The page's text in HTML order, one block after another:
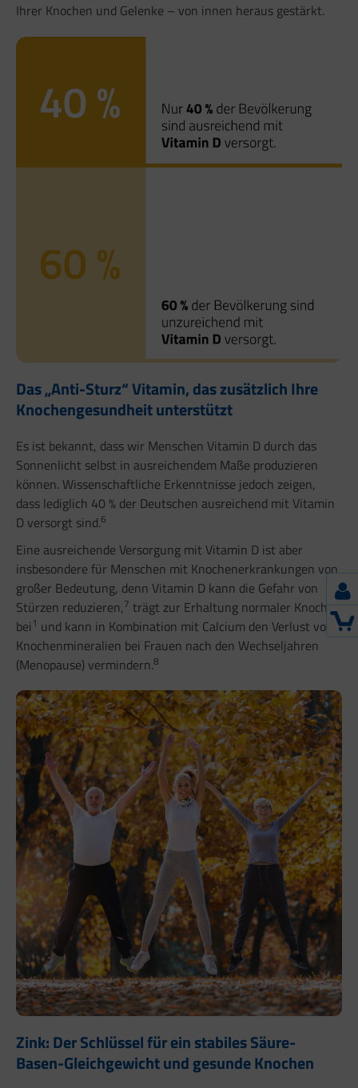
Ihrer Knochen und Gelenke – von innen heraus gestärkt.
Das „Anti-Sturz“ Vitamin, das zusätzlich Ihre
Knochengesundheit unterstützt
Es ist bekannt, dass wir Menschen Vitamin D durch das
Sonnenlicht selbst in ausreichendem Maße produzieren
können. Wissenschaftliche Erkenntnisse jedoch zeigen,
dass lediglich 40 % der Deutschen ausreichend mit Vitamin
D versorgt sind.6
Eine ausreichende Versorgung mit Vitamin D ist aber
insbesondere für Menschen mit Knochenerkrankungen von
großer Bedeutung, denn Vitamin D kann die Gefahr von
Stürzen reduzieren,7 trägt zur Erhaltung normaler Knochen
bei 1 und kann in Kombination mit Calcium den Verlust von
Knochenmineralien bei Frauen nach den Wechseljahren
(Menopause) vermindern.8
Zink: Der Schlüssel für ein stabiles Säure-
Basen-Gleichgewicht und gesunde Knochen